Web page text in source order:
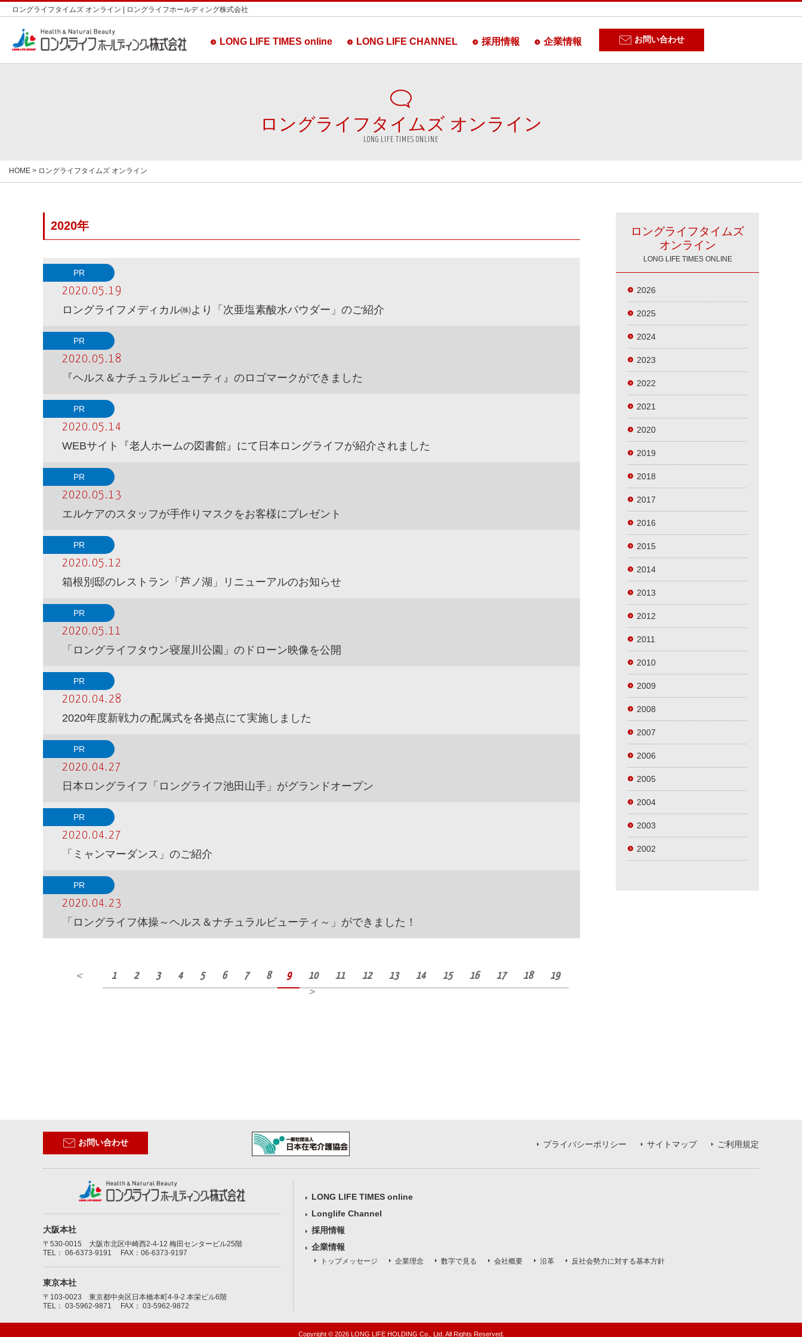
ロングライフタイムズ オンライン | ロングライフホールディング株式会社
LONG LIFE TIMES online LONG LIFE CHANNEL 採用情報 企業情報 お問い合わせ
ロングライフタイムズ オンライン
LONG LIFE TIMES ONLINE
HOME > ロングライフタイムズ オンライン
2020年
PR
2020.05.19
ロングライフメディカル㈱より「次亜塩素酸水パウダー」のご紹介
PR
2020.05.18
『ヘルス＆ナチュラルビューティ』のロゴマークができました
PR
2020.05.14
WEBサイト『老人ホームの図書館』にて日本ロングライフが紹介されました
PR
2020.05.13
エルケアのスタッフが手作りマスクをお客様にプレゼント
PR
2020.05.12
箱根別邸のレストラン「芦ノ湖」リニューアルのお知らせ
PR
2020.05.11
「ロングライフタウン寝屋川公園」のドローン映像を公開
PR
2020.04.28
2020年度新戦力の配属式を各拠点にて実施しました
PR
2020.04.27
日本ロングライフ「ロングライフ池田山手」がグランドオープン
PR
2020.04.27
「ミャンマーダンス」のご紹介
PR
2020.04.23
「ロングライフ体操～ヘルス＆ナチュラルビューティ～」ができました！
＜ 1 2 3 4 5 6 7 8 9 10 11 12 13 14 15 16 17 18
19
＞
ロングライフタイムズ
オンライン
LONG LIFE TIMES ONLINE
2026
2025
2024
2023
2022
2021
2020
2019
2018
2017
2016
2015
2014
2013
2012
2011
2010
2009
2008
2007
2006
2005
2004
2003
2002
お問い合わせ プライバシーポリシー サイトマップ ご利用規定
大阪本社
〒530-0015 大阪市北区中崎西2-4-12 梅田センタービル25階
TEL： 06-6373-9191 FAX：06-6373-9197
東京本社
〒103-0023 東京都中央区日本橋本町4-9-2 本栄ビル6階
TEL： 03-5962-9871 FAX： 03-5962-9872
LONG LIFE TIMES online
Longlife Channel
採用情報
企業情報
トップメッセージ 企業理念 数字で見る 会社概要 沿革 反社会勢力に対する基本方針
Copyright © 2026 LONG LIFE HOLDING Co., Ltd. All Rights Reserved.